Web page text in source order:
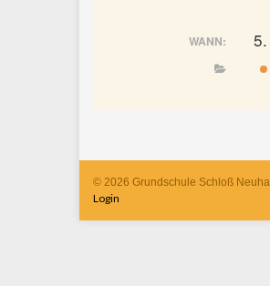
WANN:
© 2026 Grundschule Schloß
Login